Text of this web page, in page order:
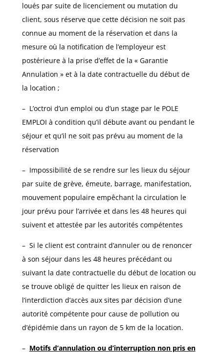
loués par suite de licenciement ou mutation du
client, sous réserve que cette décision ne soit pas
connue au moment de la réservation et dans la
mesure où la notification de l’employeur est
postérieure à la prise d’effet de la « Garantie
Annulation » et à la date contractuelle du début de
la location ;
– L’octroi d’un emploi ou d’un stage par le POLE
EMPLOI à condition qu’il débute avant ou pendant le
séjour et qu’il ne soit pas prévu au moment de la
réservation
– Impossibilité de se rendre sur les lieux du séjour
par suite de grève, émeute, barrage, manifestation,
mouvement populaire empêchant la circulation le
jour prévu pour l’arrivée et dans les 48 heures qui
suivent et attestée par les autorités compétentes
– Si le client est contraint d’annuler ou de renoncer
à son séjour dans les 48 heures précédant ou
suivant la date contractuelle du début de location ou
se trouve obligé de quitter les lieux en raison de
l’interdiction d’accès aux sites par décision d’une
autorité compétente pour cause de pollution ou
d’épidémie dans un rayon de 5 km de la location.
– Motifs d’annulation ou d’interruption non pris en